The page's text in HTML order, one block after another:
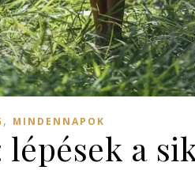
, MINDENNAPOK
a